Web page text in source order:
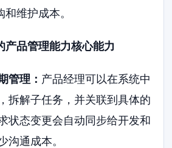
维护成本。
产品管理能力核心能力
管理： 产品经理可以在系统中
拆解子任务，并关联到具体的
状态变更会自动同步给开发和
沟通成本。